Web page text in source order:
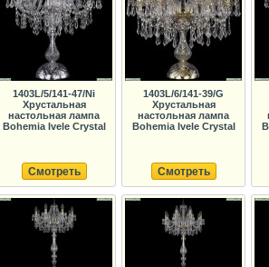
1403L/5/141-47/Ni
Хрустальная
настольная лампа
Bohemia Ivele Crystal
Смотреть
1403L/6/141-39/G
Хрустальная
настольная лампа
Bohemia Ivele Crystal
Смотреть